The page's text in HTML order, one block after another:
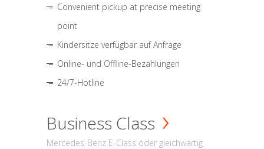
Convenient pickup at precise meeting
point
Kindersitze verfügbar auf Anfrage
Online- und Offline-Bezahlungen
24/7-Hotline
Business Class
Mercedes-Benz E-Class oder gleichwärtig